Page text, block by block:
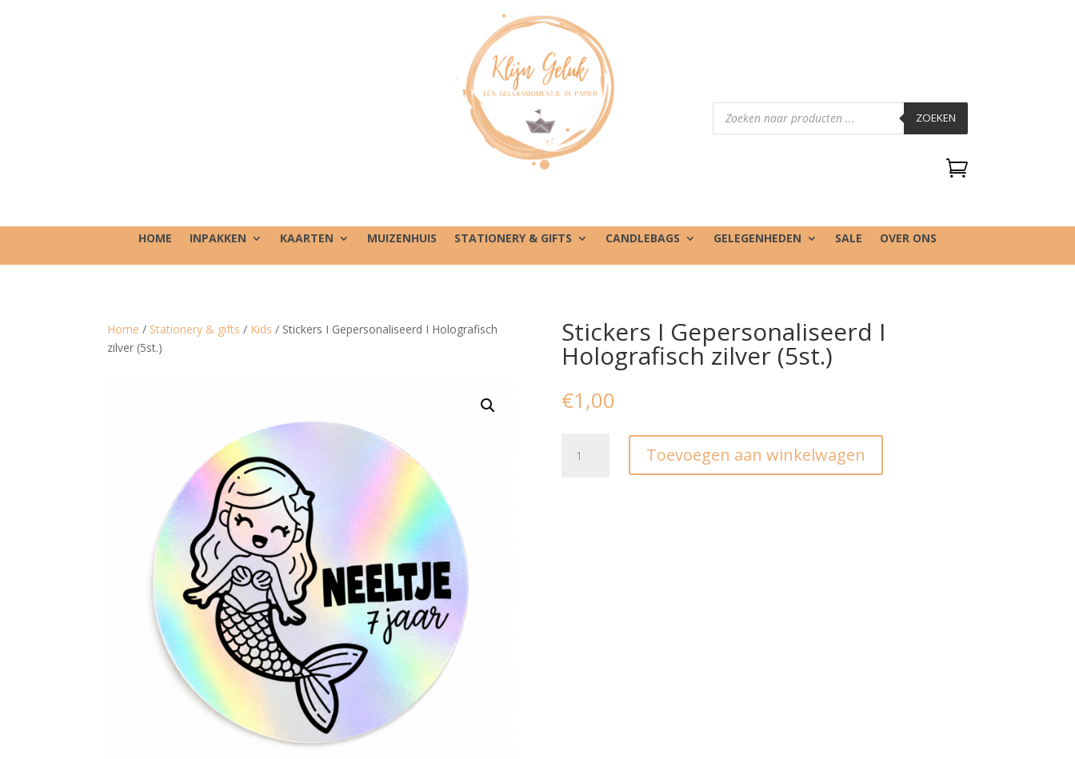
Producten
zoeken ZOEKEN

HOME INPAKKEN KAARTEN MUIZENHUIS STATIONERY & GIFTS CANDLEBAGS GELEGENHEDEN SALE OVER ONS
Home / Stationery & gifts / Kids / Stickers I Gepersonaliseerd I Holografisch
zilver (5st.)
Stickers I Gepersonaliseerd I
Holografisch zilver (5st.)
€1,00
Gepersonaliseerd
Toevoegen aan winkelwagen